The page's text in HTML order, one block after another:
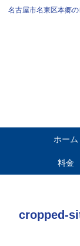
名古屋市名東区本郷
ホーム
料金
cropped-